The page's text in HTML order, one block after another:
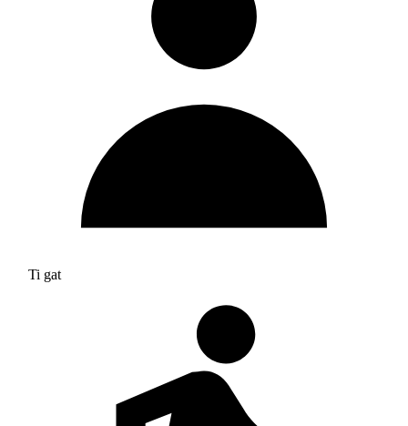
Ti gat